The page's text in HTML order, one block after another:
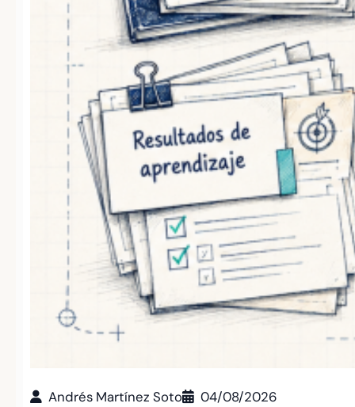
Andrés Martínez Soto 04/08/2026